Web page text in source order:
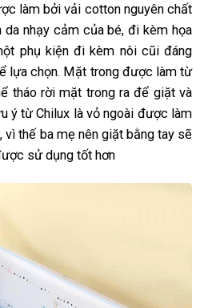
làm bởi vải cotton nguyên chất
nhạy cảm của bé, đi kèm họa
phụ kiện đi kèm nôi cũi đáng
lựa chọn. Mặt trong được làm từ
tháo rời mặt trong ra để giặt và
ý từ Chilux là vỏ ngoài được làm
thế ba mẹ nên giặt bằng tay sẽ
sử dụng tốt hơn